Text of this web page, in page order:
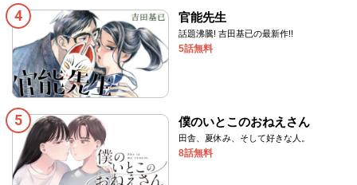
4 官能先生
話題沸騰! 吉田基已の最新作!!
5話無料
5 僕のいとこのおねえさん
田舎、夏休み、そして好きな人。
8話無料